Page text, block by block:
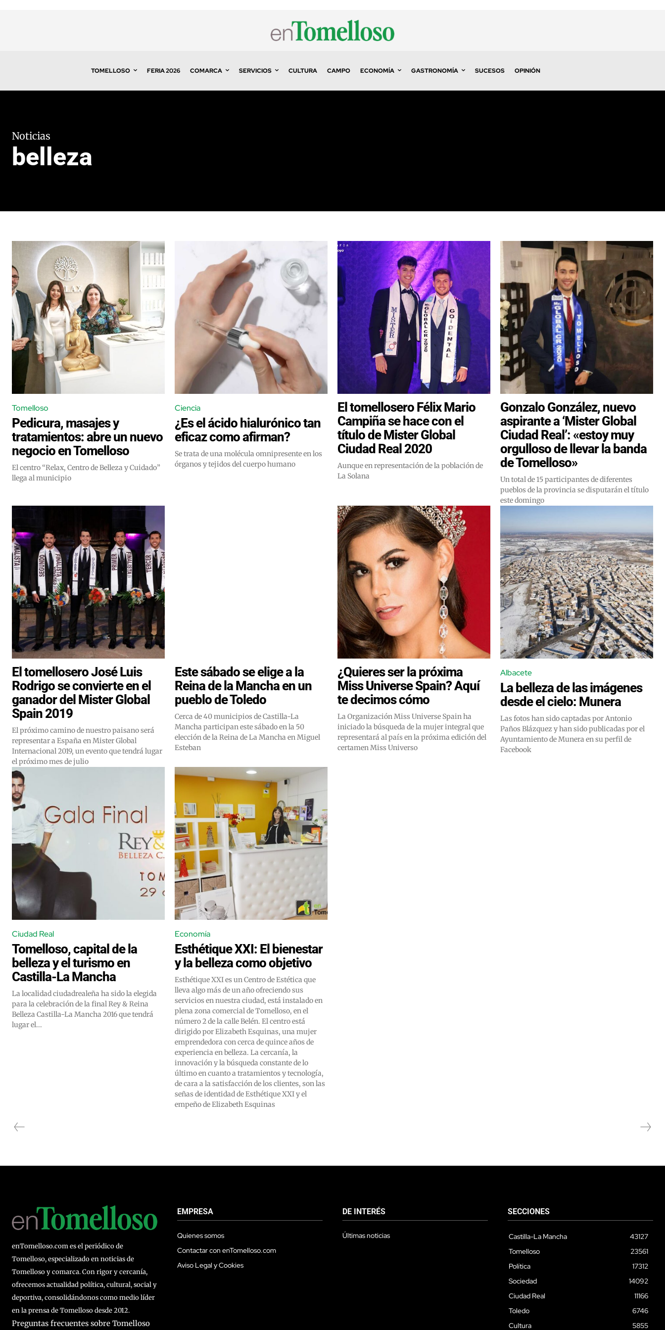
TOMELLOSO FERIA 2026 COMARCA SERVICIOS CULTURA CAMPO ECONOMÍA GASTRONOMÍA SUCESOS OPINIÓN
Noticias
belleza
Tomelloso
Pedicura, masajes y
tratamientos: abre un nuevo
negocio en Tomelloso
El centro “Relax, Centro de Belleza y Cuidado”
llega al municipio
Ciencia
¿Es el ácido hialurónico tan
eficaz como afirman?
Se trata de una molécula omnipresente en los
órganos y tejidos del cuerpo humano
El tomellosero Félix Mario
Campiña se hace con el
título de Mister Global
Ciudad Real 2020
Aunque en representación de la población de
La Solana
Gonzalo González, nuevo
aspirante a ‘Mister Global
Ciudad Real’: «estoy muy
orgulloso de llevar la banda
de Tomelloso»
Un total de 15 participantes de diferentes
pueblos de la provincia se disputarán el título
este domingo
El tomellosero José Luis
Rodrigo se convierte en el
ganador del Mister Global
Spain 2019
El próximo camino de nuestro paisano será
representar a España en Mister Global
Internacional 2019, un evento que tendrá lugar
el próximo mes de julio
Este sábado se elige a la
Reina de la Mancha en un
pueblo de Toledo
Cerca de 40 municipios de Castilla-La
Mancha participan este sábado en la 50
elección de la Reina de La Mancha en Miguel
Esteban
¿Quieres ser la próxima
Miss Universe Spain? Aquí
te decimos cómo
La Organización Miss Universe Spain ha
iniciado la búsqueda de la mujer integral que
representará al país en la próxima edición del
certamen Miss Universo
Albacete
La belleza de las imágenes
desde el cielo: Munera
Las fotos han sido captadas por Antonio
Paños Blázquez y han sido publicadas por el
Ayuntamiento de Munera en su perfil de
Facebook
Ciudad Real
Tomelloso, capital de la
belleza y el turismo en
Castilla-La Mancha
La localidad ciudadrealeña ha sido la elegida
para la celebración de la final Rey & Reina
Belleza Castilla-La Mancha 2016 que tendrá
lugar el...
Economía
Esthétique XXI: El bienestar
y la belleza como objetivo
Esthétique XXI es un Centro de Estética que
lleva algo más de un año ofreciendo sus
servicios en nuestra ciudad, está instalado en
plena zona comercial de Tomelloso, en el
número 2 de la calle Belén. El centro está
dirigido por Elizabeth Esquinas, una mujer
emprendedora con cerca de quince años de
experiencia en belleza. La cercanía, la
innovación y la búsqueda constante de lo
último en cuanto a tratamientos y tecnología,
de cara a la satisfacción de los clientes, son las
señas de identidad de Esthétique XXI y el
empeño de Elizabeth Esquinas
enTomelloso.com es el periódico de
Tomelloso, especializado en noticias de
Tomelloso y comarca. Con rigor y cercanía,
ofrecemos actualidad política, cultural, social y
deportiva, consolidándonos como medio líder
en la prensa de Tomelloso desde 2012.
Preguntas frecuentes sobre Tomelloso
EMPRESA
Quienes somos
Contactar con enTomelloso.com
Aviso Legal y Cookies
DE INTERÉS
Últimas noticias
SECCIONES
Castilla-La Mancha
43127
Tomelloso
23561
Política
17312
Sociedad
14092
Ciudad Real
11166
Toledo
6746
Cultura
5855